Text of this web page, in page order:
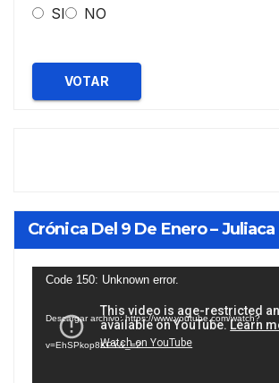
SI NO
VOTAR
Crónica Del 9 De Enero – Juliaca
Reproductor
vídeo
Code 150: Unknown error.
Descargar archivo: https://www.youtube.com/watch?
v=EhSPkop8KPY&_=2